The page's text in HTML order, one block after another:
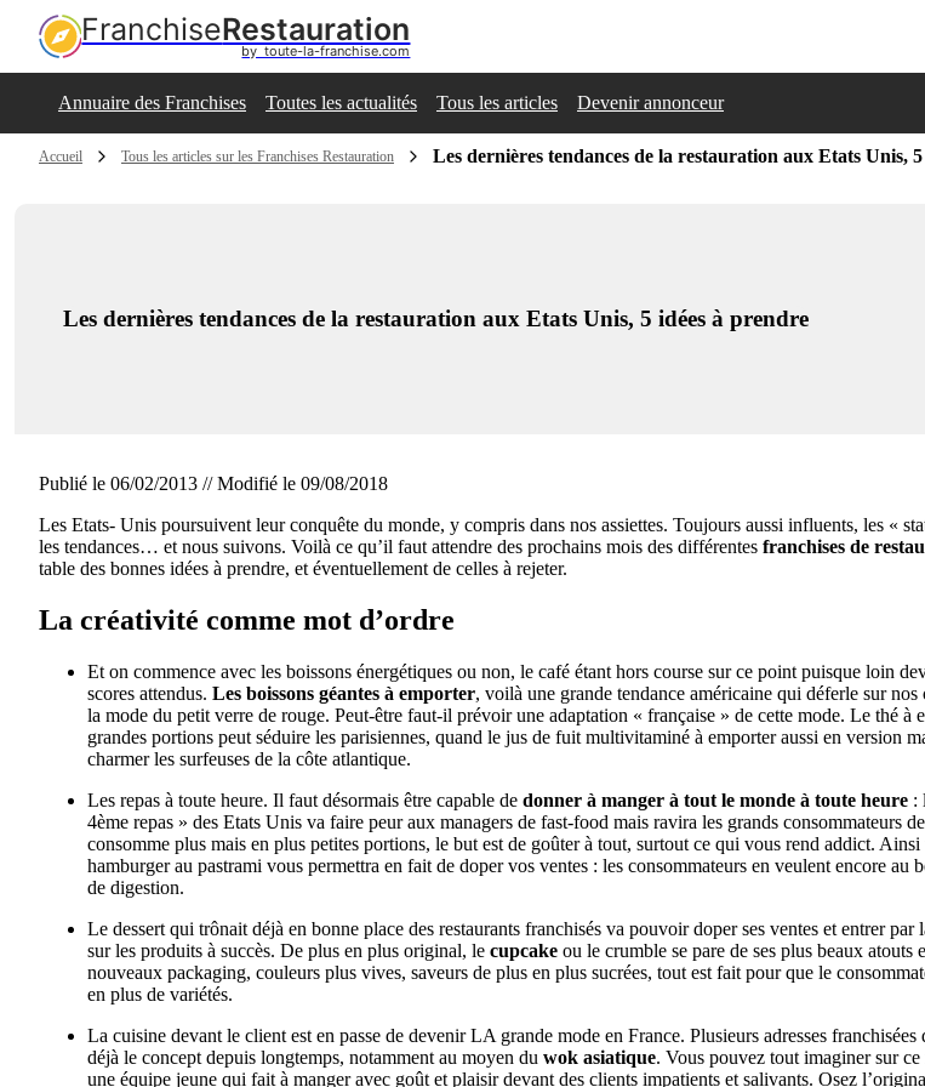
FranchiseRestauration
by  toute-la-franchise.com
Annuaire des Franchises Toutes les actualités Tous les articles Devenir annonceur
Accueil Tous les articles sur les Franchises Restauration Les dernières tendances de la restauration aux Etats Unis,
Les dernières tendances de la restauration aux Etats Unis, 5 idées à prendre
Publié le 06/02/2013 // Modifié le 09/08/2018
Les Etats- Unis poursuivent leur conquête du monde, y compris dans nos assiettes. Toujours aussi influents, les «
les tendances… et nous suivons. Voilà ce qu’il faut attendre des prochains mois des différentes franchises de
table des bonnes idées à prendre, et éventuellement de celles à rejeter.
La créativité comme mot d’ordre
Et on commence avec les boissons énergétiques ou non, le café étant hors course sur ce point puisque loin
scores attendus. Les boissons géantes à emporter, voilà une grande tendance américaine qui déferle sur nos
la mode du petit verre de rouge. Peut-être faut-il prévoir une adaptation « française » de cette mode. Le thé à
grandes portions peut séduire les parisiennes, quand le jus de fuit multivitaminé à emporter aussi en version
charmer les surfeuses de la côte atlantique.
Les repas à toute heure. Il faut désormais être capable de donner à manger à tout le monde à toute heure :
4ème repas » des Etats Unis va faire peur aux managers de fast-food mais ravira les grands consommateurs
consomme plus mais en plus petites portions, le but est de goûter à tout, surtout ce qui vous rend addict.
hamburger au pastrami vous permettra en fait de doper vos ventes : les consommateurs en veulent encore au
de digestion.
Le dessert qui trônait déjà en bonne place des restaurants franchisés va pouvoir doper ses ventes et entrer par
sur les produits à succès. De plus en plus original, le cupcake ou le crumble se pare de ses plus beaux atouts
nouveaux packaging, couleurs plus vives, saveurs de plus en plus sucrées, tout est fait pour que le
en plus de variétés.
La cuisine devant le client est en passe de devenir LA grande mode en France. Plusieurs adresses franchisées
déjà le concept depuis longtemps, notamment au moyen du wok asiatique. Vous pouvez tout imaginer sur ce
une équipe jeune qui fait à manger avec goût et plaisir devant des clients impatients et salivants. Osez